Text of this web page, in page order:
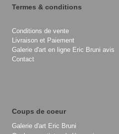
Termes & conditions
Conditions de vente
Livraison et Paiement
Galerie d'art en ligne Eric Bruni avis
Contact
Coups de coeur
Galerie d'art Eric Bruni